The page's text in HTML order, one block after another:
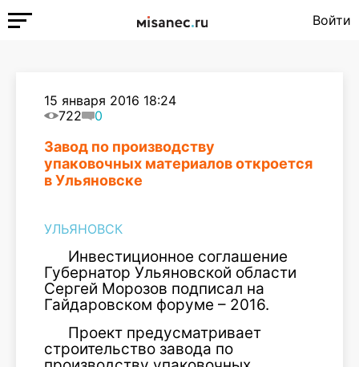
Войти
15 января 2016 18:24
722
0
Завод по производству
упаковочных материалов откроется
в Ульяновске
УЛЬЯНОВСК
Инвестиционное соглашение
Губернатор Ульяновской области
Сергей Морозов подписал на
Гайдаровском форуме – 2016.
Проект предусматривает
строительство завода по